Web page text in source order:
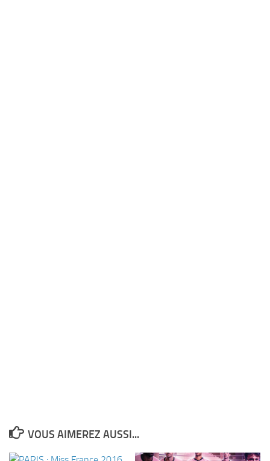
VOUS AIMEREZ AUSSI...